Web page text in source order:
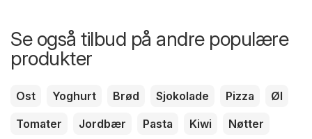
Se også tilbud på andre populære
produkter
Ost Yoghurt Brød Sjokolade Pizza
Øl
Tomater
Jordbær Pasta Kiwi
Nøtter